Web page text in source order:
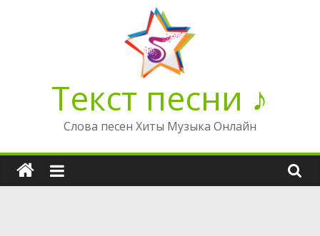
Текст песни ♪
Слова песен Хиты Музыка Онлайн